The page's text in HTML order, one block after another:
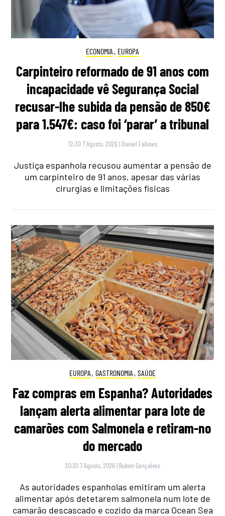
ECONOMIA , EUROPA
Carpinteiro reformado de 91 anos com
incapacidade vê Segurança Social
recusar-lhe subida da pensão de 850€
para 1.547€: caso foi ‘parar’ a tribunal
12:30 7 Agosto, 2026 | Daniel Fallows
Justiça espanhola recusou aumentar a pensão de
um carpinteiro de 91 anos, apesar das várias
cirurgias e limitações físicas
EUROPA, GASTRONOMIA , SAÚDE
Faz compras em Espanha? Autoridades
lançam alerta alimentar para lote de
camarões com Salmonela e retiram-no
do mercado
20:30 7 Agosto, 2026 | Rubén Gonçalves
As autoridades espanholas emitiram um alerta
alimentar após detetarem salmonela num lote de
camarão descascado e cozido da marca Ocean Sea